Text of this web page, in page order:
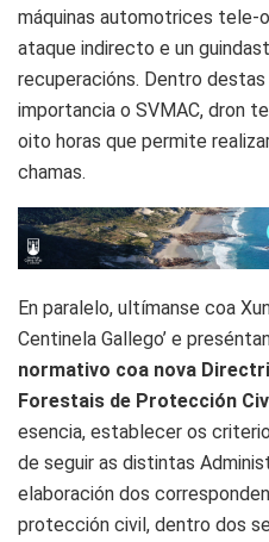
máquinas automotrices tele-
ataque indirecto e un
recuperacións. Dentro
importancia o SVMAC, dron
oito horas que permite
chamas.
En paralelo, ultímanse coa
Centinela Gallego’ e
normativo coa nova
Forestais de Protección
esencia, establecer os
de seguir as distintas
elaboración dos
protección civil, dentro dos